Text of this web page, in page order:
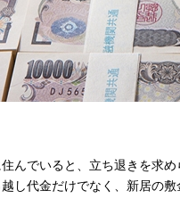
んでいると、立ち退きを求め
し代金だけでなく、新居の敷